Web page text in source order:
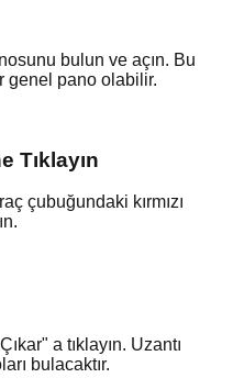
bulun ve açın. Bu
genel pano olabilir.
Tıklayın
çubuğundaki kırmızı
a tıklayın. Uzantı
bulacaktır.